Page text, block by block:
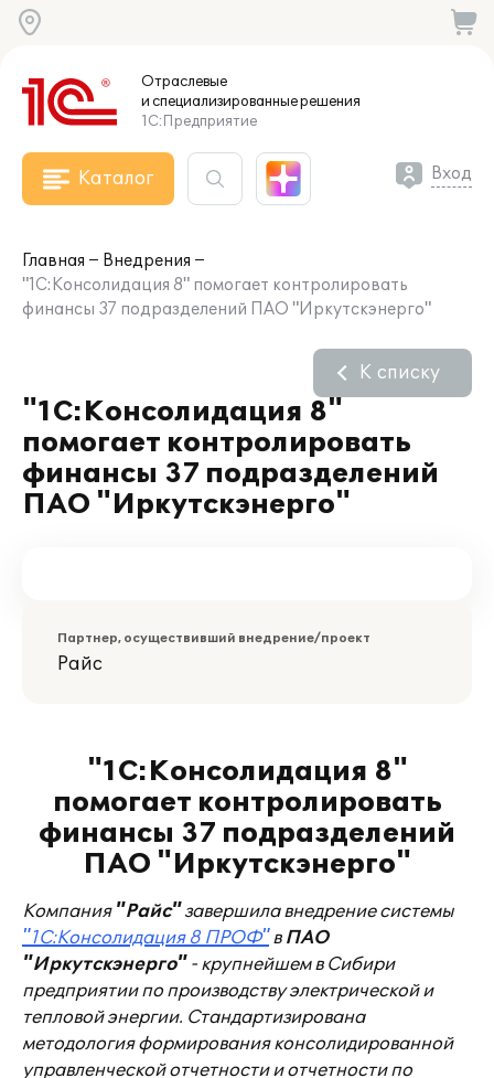
Отраслевые
и специализированныерешения
1С:Предприятие
Каталог Вход
Главная
Внедрения
"1С:Консолидация 8" помогает контролировать
финансы 37 подразделений ПАО "Иркутскэнерго"
"1С:Консолидация 8"
помогает контролировать
финансы 37 подразделений
ПАО "Иркутскэнерго"
К списку
Партнер, осуществивший внедрение/проект
Райс
"1С:Консолидация 8"
помогает контролировать
финансы 37 подразделений
ПАО "Иркутскэнерго"
Компания "Райс" завершила внедрение системы
"1С:Консолидация 8 ПРОФ"в ПАО
"Иркутскэнерго" - крупнейшем в Сибири
предприятии по производству электрической и
тепловой энергии. Стандартизирована
методология формирования консолидированной
управленческой отчетности и отчетности по